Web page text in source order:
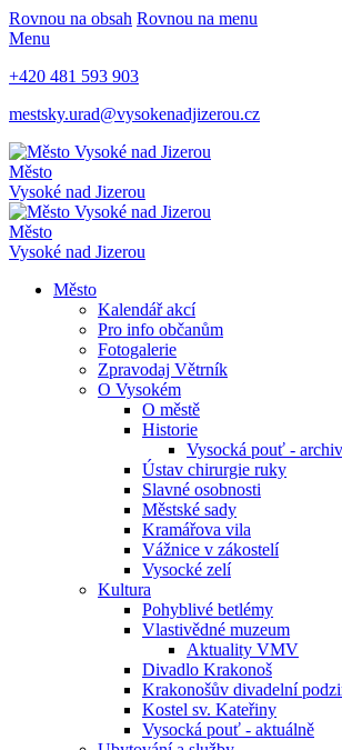
Rovnou na obsah Rovnou na menu
Menu
+420 481 593 903
mestsky.urad@vysokenadjizerou.cz
Město
Vysoké nad Jizerou
Město
Vysoké nad Jizerou
Město
Kalendář akcí
Pro info občanům
Fotogalerie
Zpravodaj Větrník
O Vysokém
O městě
Historie
Vysocká pouť - archiv
Ústav chirurgie ruky
Slavné osobnosti
Městské sady
Kramářova vila
Vážnice v zákostelí
Vysocké zelí
Kultura
Pohyblivé betlémy
Vlastivědné muzeum
Aktuality VMV
Divadlo Krakonoš
Krakonošův divadelní
Kostel sv. Kateřiny
Vysocká pouť - aktuálně